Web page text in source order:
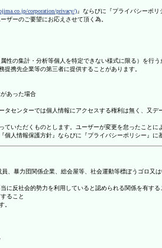
corporation/privacy/)』ならびに『プライバシーポリ
ザーのご要望にお応えさせて頂く為。
性の集計・分析等個人を特定できない様式に限る）を行う
携先企業等の第三者に提供することがあります。
あった場合
センターでは個人情報にアクセスする権利は無く、又デ
いただくものとします。ユーザーが変更を怠ったこと
人情報保護方針』ならびに『プライバシーポリシー』に
、暴力団関係企業、総会屋等、社会運動等標ぼうゴロ
に反社会的勢力を利用していると認められる関係を有する
ること
。